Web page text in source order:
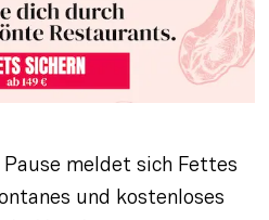
meldet sich Fettes
und kostenloses